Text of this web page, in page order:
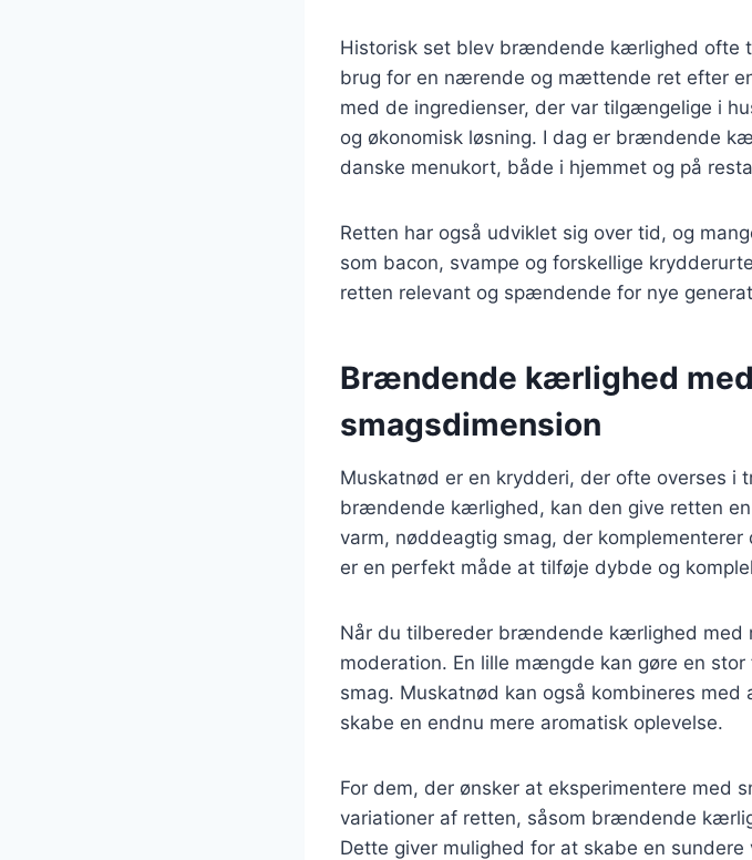
Historisk set blev brændende kærlighed ofte
brug for en nærende og mættende ret efter
med de ingredienser, der var tilgængelige i
og økonomisk løsning. I dag er brændende
danske menukort, både i hjemmet og på
Retten har også udviklet sig over tid, og
som bacon, svampe og forskellige
retten relevant og spændende for nye
Brændende kærlighed
smagsdimension
Muskatnød er en krydderi, der ofte overses
brændende kærlighed, kan den give retten
varm, nøddeagtig smag, der
er en perfekt måde at tilføje dybde og
Når du tilbereder brændende kærlighed med
moderation. En lille mængde kan gøre en
smag. Muskatnød kan også kombineres
skabe en endnu mere aromatisk oplevelse.
For dem, der ønsker at eksperimentere med
variationer af retten, såsom brændende
Dette giver mulighed for at skabe en